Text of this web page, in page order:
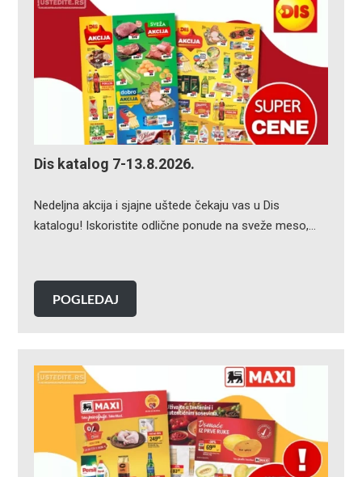
Dis katalog 7-13.8.2026.
Nedeljna akcija i sjajne uštede čekaju vas u Dis
katalogu! Iskoristite odlične ponude na sveže meso,…
POGLEDAJ